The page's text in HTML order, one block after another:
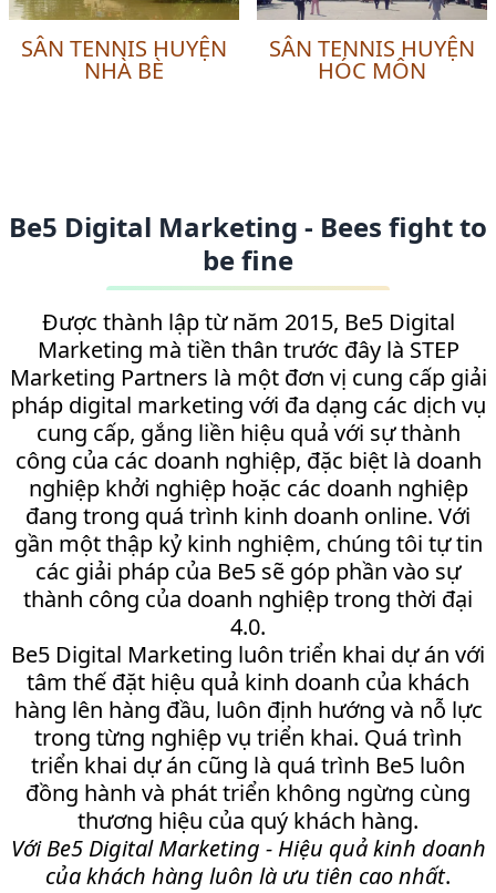
SÂN TENNIS HUYỆN
NHÀ BÈ
SÂN TENNIS HUYỆN
HÓC MÔN
Be5 Digital Marketing - Bees fight to
be fine
Được thành lập từ năm 2015, Be5 Digital
Marketing mà tiền thân trước đây là STEP
Marketing Partners là một đơn vị cung cấp giải
pháp digital marketing với đa dạng các dịch vụ
cung cấp, gắng liền hiệu quả với sự thành
công của các doanh nghiệp, đặc biệt là doanh
nghiệp khởi nghiệp hoặc các doanh nghiệp
đang trong quá trình kinh doanh online. Với
gần một thập kỷ kinh nghiệm, chúng tôi tự tin
các giải pháp của Be5 sẽ góp phần vào sự
thành công của doanh nghiệp trong thời đại
4.0.
Be5 Digital Marketing luôn triển khai dự án với
tâm thế đặt hiệu quả kinh doanh của khách
hàng lên hàng đầu, luôn định hướng và nỗ lực
trong từng nghiệp vụ triển khai. Quá trình
triển khai dự án cũng là quá trình Be5 luôn
đồng hành và phát triển không ngừng cùng
thương hiệu của quý khách hàng.
Với Be5 Digital Marketing - Hiệu quả kinh doanh
của khách hàng luôn là ưu tiên cao nhất.